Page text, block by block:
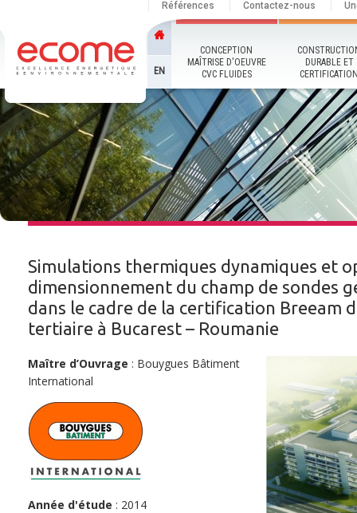
Références Contactez-nous
EN
CONCEPTION
MAÎTRISE D'OEUVRE
CVC FLUIDES
DURABLE ET
Simulations thermiques dynamiques et
dimensionnement du champ de sondes
dans le cadre de la certification Breeam
tertiaire à Bucarest – Roumanie
Maître d’Ouvrage : Bouygues Bâtiment
International
Année d'étude : 2014